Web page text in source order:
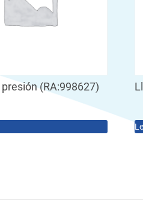
(RA:998627)